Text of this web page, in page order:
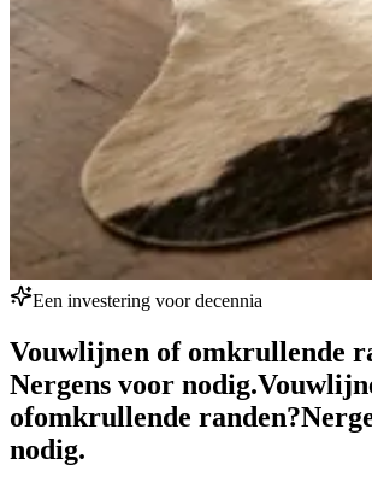
Een investering voor decennia
Vouwlijnen of omkrullende
Nergens voor nodig.
ofomkrullende randen?
nodig.